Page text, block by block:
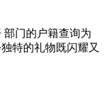
门的户籍查询为
特的礼物既闪耀又